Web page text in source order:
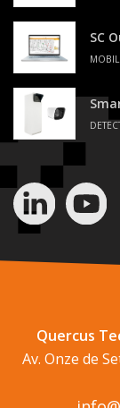
SC
Quercus
Av. Onze de